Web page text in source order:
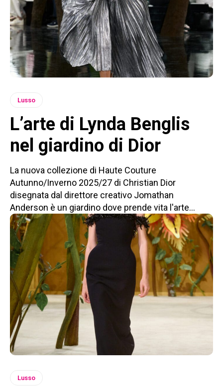
Lusso
L’arte di Lynda Benglis
nel giardino di Dior
La nuova collezione di Haute Couture
Autunno/Inverno 2025/27 di Christian Dior
disegnata dal direttore creativo Jomathan
Anderson è un giardino dove prende vita l'arte...
Lusso